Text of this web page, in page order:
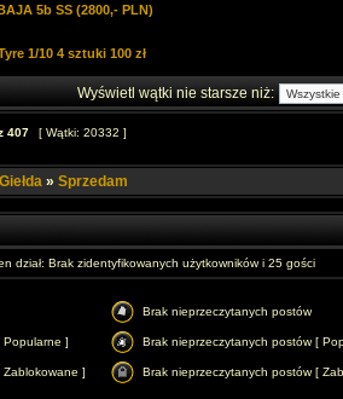
5b SS (2800,- PLN)
1/10 4 sztuki 100 zł
Wyświetl wątki nie starsze niż:
407 [ Wątki: 20332 ]
Giełda » Sprzedam
dział: Brak zidentyfikowanych użytkowników i 25 gości
Brak nieprzeczytanych postów
Popularne ] Brak nieprzeczytanych postów [
] Brak nieprzeczytanych postów [